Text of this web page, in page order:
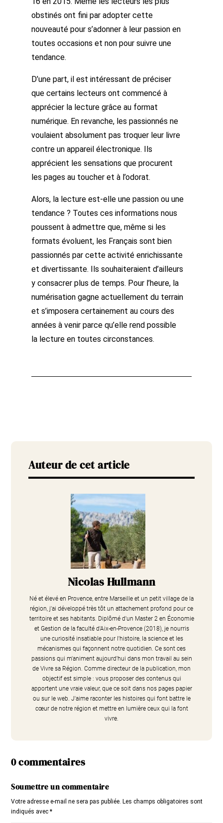
obstinés ont fini par adopter cette
nouveauté pour s’adonner à leur passion en
toutes occasions et non pour suivre une
tendance.
D’une part, il est intéressant de préciser
que certains lecteurs ont commencé à
apprécier la lecture grâce au format
numérique. En revanche, les passionnés ne
voulaient absolument pas troquer leur livre
contre un appareil électronique. Ils
apprécient les sensations que procurent
les pages au toucher et à l’odorat.
Alors, la lecture est-elle une passion ou une
tendance ? Toutes ces informations nous
poussent à admettre que, même si les
formats évoluent, les Français sont bien
passionnés par cette activité enrichissante
et divertissante. Ils souhaiteraient d’ailleurs
y consacrer plus de temps. Pour l’heure, la
numérisation gagne actuellement du terrain
et s’imposera certainement au cours des
années à venir parce qu’elle rend possible
la lecture en toutes circonstances.
Auteur de cet article
Nicolas Hullmann
Né et élevé en Provence, entre Marseille et un petit village de la
région, j'ai développé très tôt un attachement profond pour ce
territoire et ses habitants. Diplômé d'un Master 2 en Économie
et Gestion de la faculté d'Aix-en-Provence (2018), je nourris
une curiosité insatiable pour l'histoire, la science et les
mécanismes qui façonnent notre quotidien. Ce sont ces
passions qui m'animent aujourd'hui dans mon travail au sein
de Vivre sa Région. Comme directeur de la publication, mon
objectif est simple : vous proposer des contenus qui
apportent une vraie valeur, que ce soit dans nos pages papier
ou sur le web. J'aime raconter les histoires qui font battre le
cœur de notre région et mettre en lumière ceux qui la font
vivre.
0 commentaires
Soumettre un commentaire
Votre adresse e-mail ne sera pas publiée. Les champs obligatoires sont
indiqués avec*